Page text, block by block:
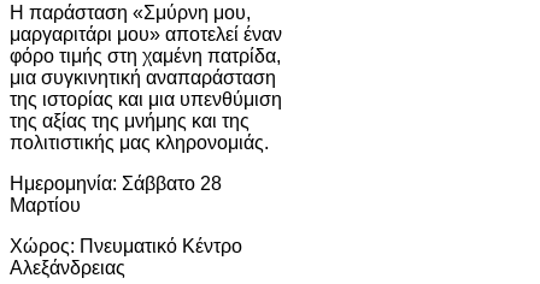
Η παράσταση «Σμύρνη μου,
μαργαριτάρι μου» αποτελεί έναν
φόρο τιμής στη χαμένη πατρίδα,
μια συγκινητική αναπαράσταση
της ιστορίας και μια υπενθύμιση
της αξίας της μνήμης και της
πολιτιστικής μας κληρονομιάς.
Ημερομηνία: Σάββατο 28
Μαρτίου
Χώρος: Πνευματικό Κέντρο
Αλεξάνδρειας